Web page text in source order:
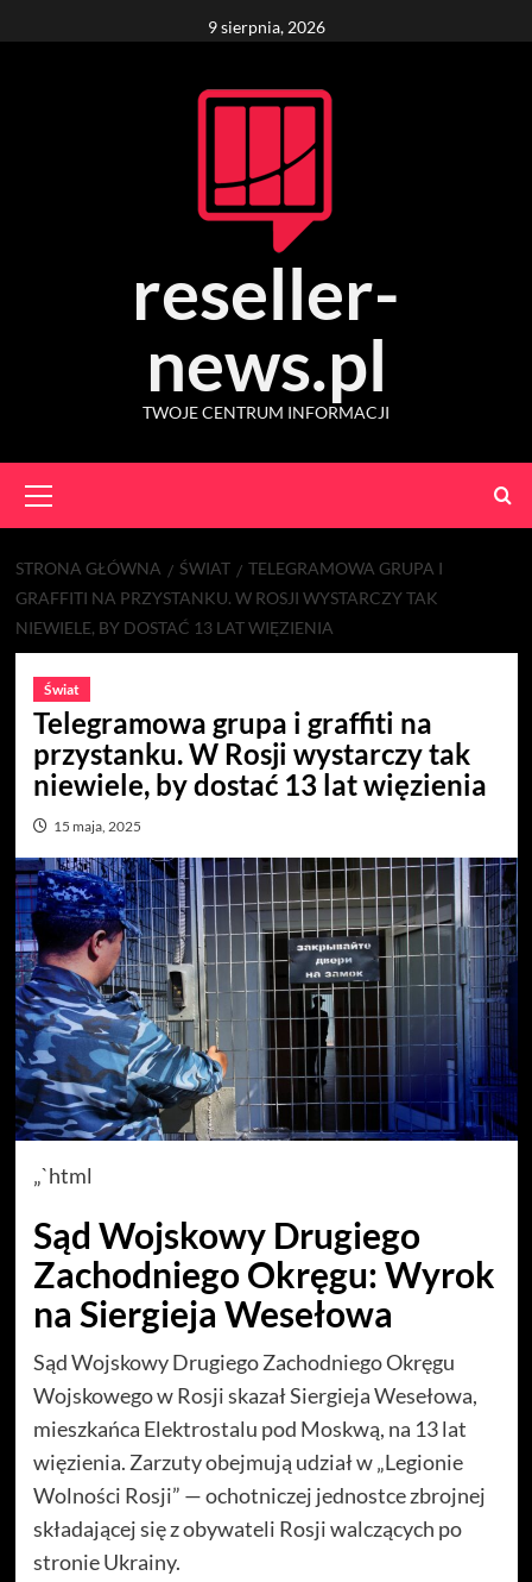
to
9 sierpnia, 2026
reseller-
news.pl
TWOJE CENTRUM INFORMACJI
Menu
STRONA GŁÓWNA ŚWIAT
TELEGRAMOWA GRUPA I
GRAFFITI NA PRZYSTANKU. W ROSJI WYSTARCZY TAK
NIEWIELE, BY DOSTAĆ 13 LAT WIĘZIENIA
Świat
Telegramowa grupa i graffiti na
przystanku. W Rosji wystarczy tak
niewiele, by dostać 13 lat więzienia
15 maja, 2025
„`html
Sąd Wojskowy Drugiego
Zachodniego Okręgu: Wyrok
na Siergieja Wesełowa
Sąd Wojskowy Drugiego Zachodniego Okręgu
Wojskowego w Rosji skazał Siergieja Wesełowa,
mieszkańca Elektrostalu pod Moskwą, na 13 lat
więzienia. Zarzuty obejmują udział w „Legionie
Wolności Rosji” — ochotniczej jednostce zbrojnej
składającej się z obywateli Rosji walczących po
stronie Ukrainy.